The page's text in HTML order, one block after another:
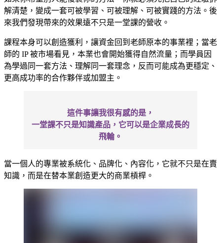
解清楚，變成一套可被學習、可被理解、可被實踐的方法。後
來我們發現帶來的效果遠不只是一堂課的營收。
課程本身可以創造獲利，讓資金回到老師原本的事業裡；當老
師的 IP 被市場看見，本業也會開始獲得自然流量；而學員因
為學過同一套方法、理解同一套理念，反而可能成為更穩定、
更高成功率的合作夥伴或加盟主。
這件事讓我很有感的是，
一堂課不只是知識產品，它可以是企業成長的
飛輪。
當一個人的專業被系統化、品牌化、內容化，它就不只是在賣
知識，而是在替本業創造更大的商業槓桿。